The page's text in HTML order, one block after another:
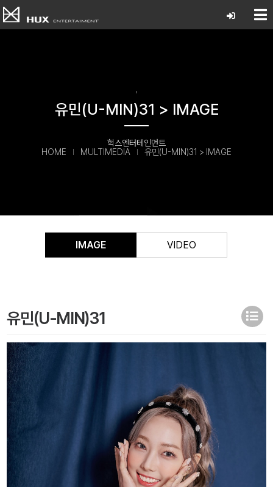
'
유민(U-MIN)31 > IMAGE
헉스엔터테인먼트
HOME
MULTIMEDIA 유민(U-MIN)31 > IMAGE
IMAGE VIDEO
유민(U-MIN)31